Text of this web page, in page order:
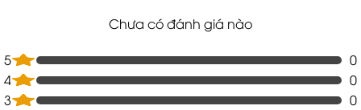
Chưa có đánh giá nào
5
0
4
0
3
0